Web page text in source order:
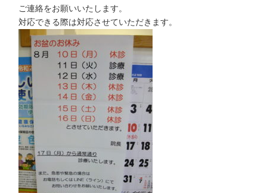
ご連絡をお願いいたします。
対応できる際は対応させていただきます。